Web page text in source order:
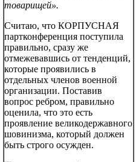
товарищей».
Считаю, что КОРПУСНАЯ
партконференция поступила
правильно, сразу же
отмежевавшись от тенденций,
которые проявились в
отдельных членов военной
организации. Поставив
вопрос ребром, правильно
оценила, что это есть
проявление великодержавного
шовинизма, который должен
быть строго осужден.